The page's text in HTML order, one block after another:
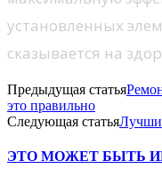
установленных
сказывается на
Предыдущая статья
это правильно
Следующая статья
ЭТО МОЖЕТ БЫТЬ